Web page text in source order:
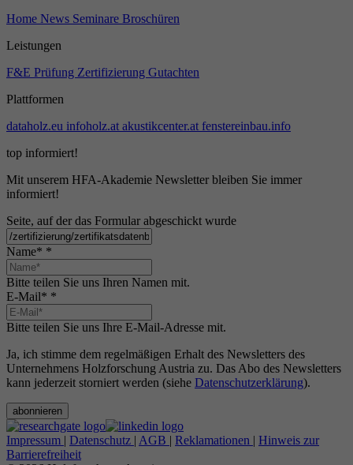
Home News Seminare Broschüren
Leistungen
F&E Prüfung Zertifizierung Gutachten
Plattformen
dataholz.eu infoholz.at akustikcenter.at fenstereinbau.info
top informiert!
Mit unserem HFA-Akademie Newsletter bleiben Sie immer
informiert!
Seite, auf der das Formular abgeschickt wurde
Name* *
Bitte teilen Sie uns Ihren Namen mit.
E-Mail* *
Bitte teilen Sie uns Ihre E-Mail-Adresse mit.
Ja, ich stimme dem regelmäßigen Erhalt des Newsletters des
Unternehmens Holzforschung Austria zu. Das Abo des Newsletters
kann jederzeit storniert werden (siehe Datenschutzerklärung).
abonnieren
Impressum | Datenschutz | AGB | Reklamationen | Hinweis zur
Barrierefreiheit